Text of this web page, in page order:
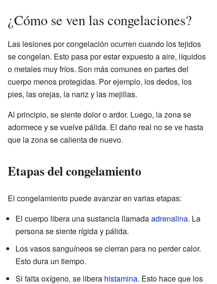
¿Cómo se ven las congelaciones?
Las lesiones por congelación ocurren cuando los tejidos
se congelan. Esto pasa por estar expuesto a aire, líquidos
o metales muy fríos. Son más comunes en partes del
cuerpo menos protegidas. Por ejemplo, los dedos, los
pies, las orejas, la nariz y las mejillas.
Al principio, se siente dolor o ardor. Luego, la zona se
adormece y se vuelve pálida. El daño real no se ve hasta
que la zona se calienta de nuevo.
Etapas del congelamiento
El congelamiento puede avanzar en varias etapas:
El cuerpo libera una sustancia llamadaadrenalina. La
persona se siente rígida y pálida.
Los vasos sanguíneos se cierran para no perder calor.
Esto dura un tiempo.
Si falta oxígeno, se libera histamina. Esto hace que los